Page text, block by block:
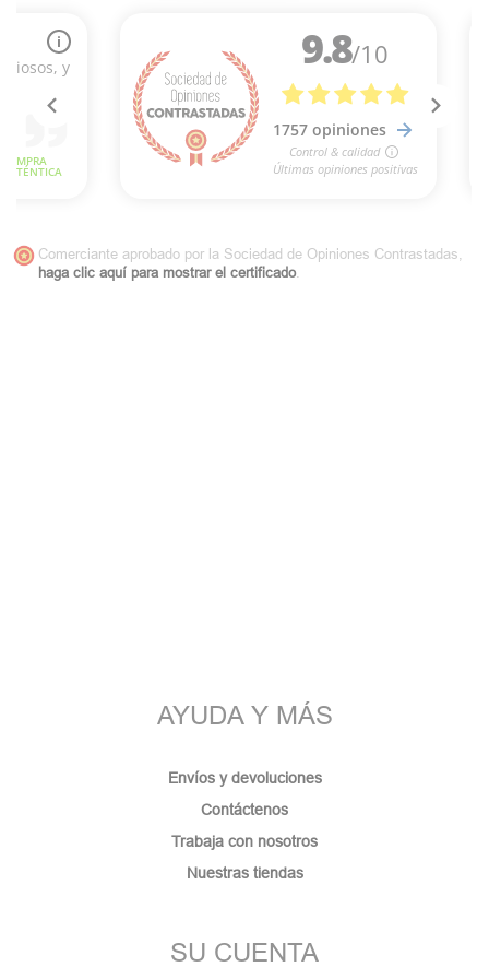
Comerciante aprobado por la Sociedad de Opiniones Contrastadas,
haga clic aquí para mostrar el certificado.
AYUDA Y MÁS
Envíos y devoluciones
Contáctenos
Trabaja con nosotros
Nuestras tiendas
SU CUENTA